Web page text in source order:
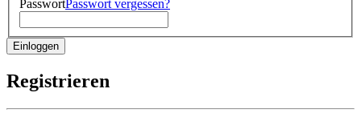
PasswortPasswort vergessen?
Registrieren